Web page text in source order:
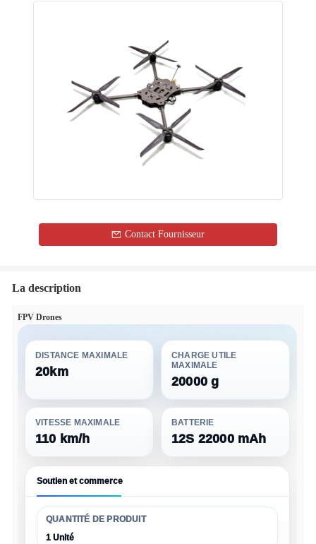
Contact Fournisseur
La description
FPV Drones
DISTANCE MAXIMALE
20km
CHARGE UTILE
MAXIMALE
20000 g
VITESSE MAXIMALE
110 km/h
BATTERIE
12S 22000 mAh
Soutien et commerce
QUANTITÉ DE PRODUIT
1 Unité